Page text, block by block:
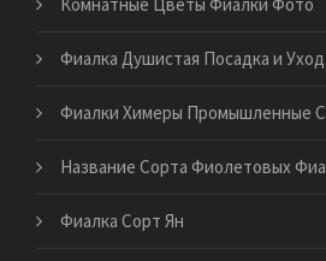
Фиалка Душистая Посадка и Уход
Фиалки Химеры Промышленные
Название Сорта Фиолетовых
Фиалка Сорт Ян